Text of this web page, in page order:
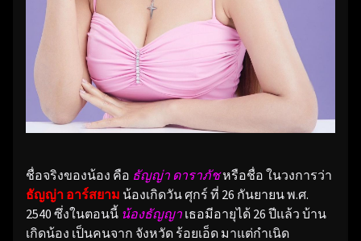
ชื่อจริงของน้อง คือ ธัญญ่า ดาราภัชหรือชื่อ ในวงการว่า
ธัญญ่า อาร์สยาม น้องเกิดวัน ศุกร์ ที่ 26 กันยายน พ.ศ.
2540 ซึ่งในตอนนี้ น้องธัญญา เธอมีอายุได้ 26 ปีแล้ว บ้าน
เกิดน้อง เป็นคนจาก จังหวัด ร้อยเอ็ด มาแต่กำเนิด